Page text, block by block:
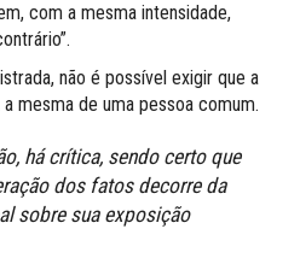
com a mesma intensidade,
não é possível exigir que a
mesma de uma pessoa comum.
há crítica, sendo certo que
dos fatos decorre da
sobre sua exposição